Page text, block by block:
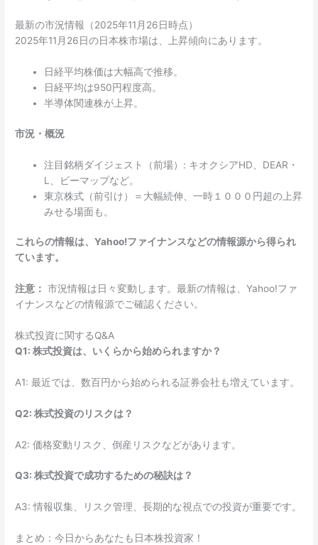
最新の市況情報（2025年11月26日時点）
2025年11月26日の日本株市場は、上昇傾向にあります。
日経平均株価は大幅高で推移。
日経平均は950円程度高。
半導体関連株が上昇。
市況・概況
注目銘柄ダイジェスト（前場）: キオクシアHD、DEAR・
L、ビーマップなど。
東京株式（前引け）＝大幅続伸、一時１０００円超の上昇
みせる場面も。
これらの情報は、Yahoo!ファイナンスなどの情報源から得られ
ています。
注意： 市況情報は日々変動します。最新の情報は、Yahoo!ファ
イナンスなどの情報源でご確認ください。
株式投資に関するQ&A
Q1: 株式投資は、いくらから始められますか？
A1: 最近では、数百円から始められる証券会社も増えています。
Q2: 株式投資のリスクは？
A2: 価格変動リスク、倒産リスクなどがあります。
Q3: 株式投資で成功するための秘訣は？
A3: 情報収集、リスク管理、長期的な視点での投資が重要です。
まとめ：今日からあなたも日本株投資家！